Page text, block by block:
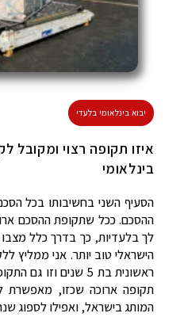
איזו תקופה רצוי ומקובל
בינלאומי
הסעיף השני בחשיבותו בכל
ההסכם. ככל שתקופת ההסכם
לך בלעדיות, כך בדרך כלל
הישראלי טוב יותר. אני ממליץ
ראשונית בת 5 שנים
תקופה ארוכה שכזו, מאפשרת
המותג בישראל, ואפילו לספוג